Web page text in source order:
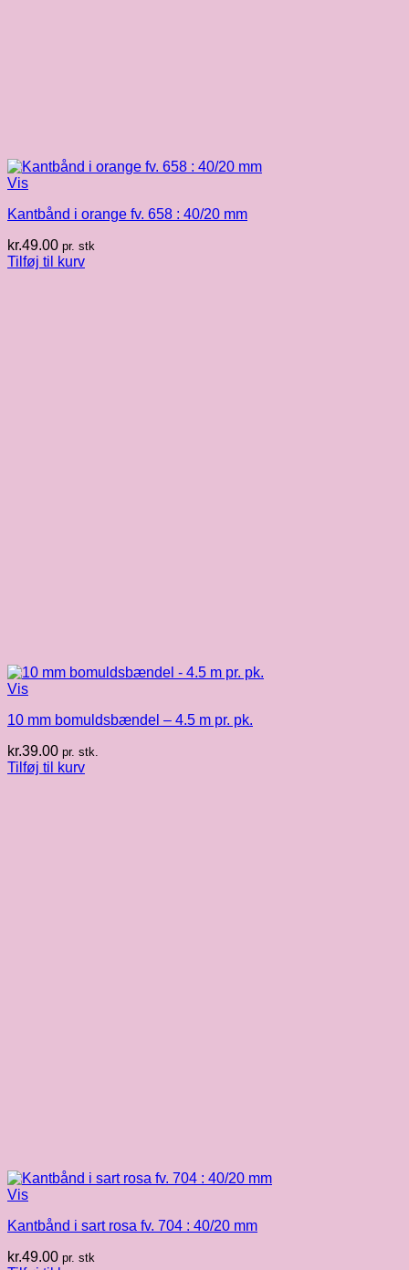
Vis
Kantbånd i orange fv. 658 : 40/20 mm
kr.49.00 pr. stk
Tilføj til kurv
Vis
10 mm bomuldsbændel – 4.5 m pr. pk.
kr.39.00 pr. stk.
Tilføj til kurv
Vis
Kantbånd i sart rosa fv. 704 : 40/20 mm
kr.49.00 pr. stk